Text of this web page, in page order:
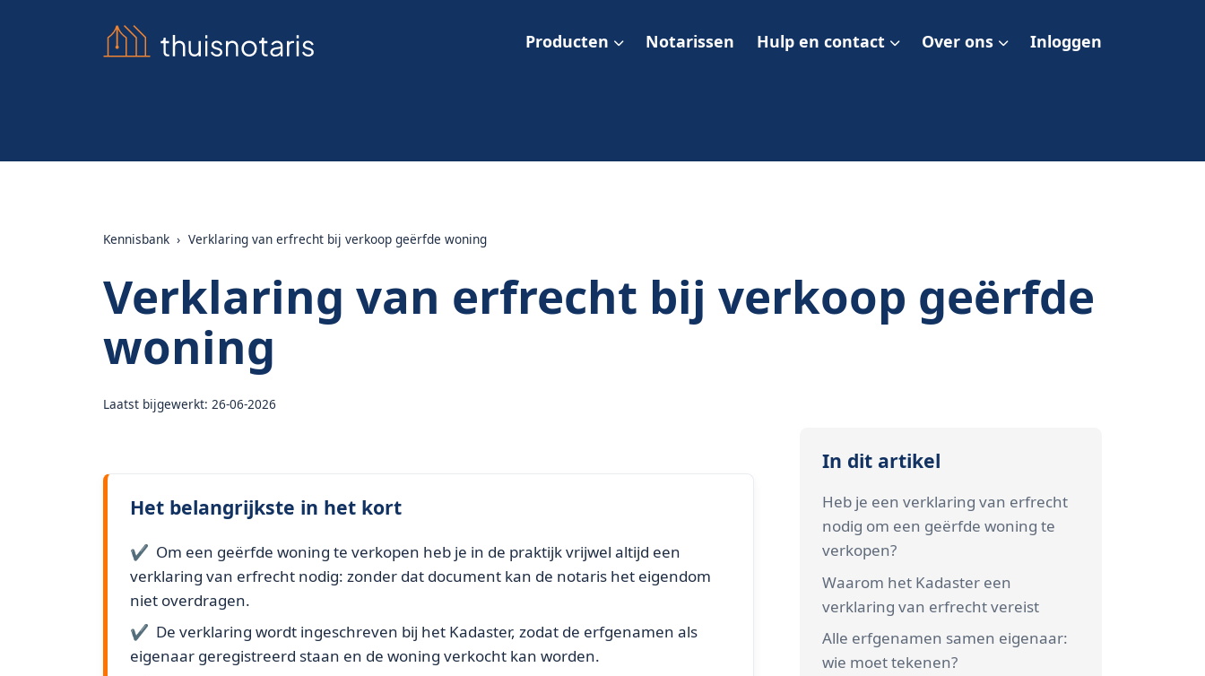
Producten Notarissen Hulp en contact Over ons Inloggen
Kennisbank › Verklaring van erfrecht bij verkoop geërfde woning
Verklaring van erfrecht bij verkoop geërfde
woning
Laatst bijgewerkt: 26-06-2026
Het belangrijkste in het kort
Om een geërfde woning te verkopen heb je in de praktijk vrijwel altijd een
verklaring van erfrecht nodig: zonder dat document kan de notaris het eigendom
niet overdragen.
De verklaring wordt ingeschreven bij het Kadaster, zodat de erfgenamen als
eigenaar geregistreerd staan en de woning verkocht kan worden.
In dit artikel
Heb je een verklaring van erfrecht
nodig om een geërfde woning te
verkopen?
Waarom het Kadaster een
verklaring van erfrecht vereist
Alle erfgenamen samen eigenaar:
wie moet tekenen?